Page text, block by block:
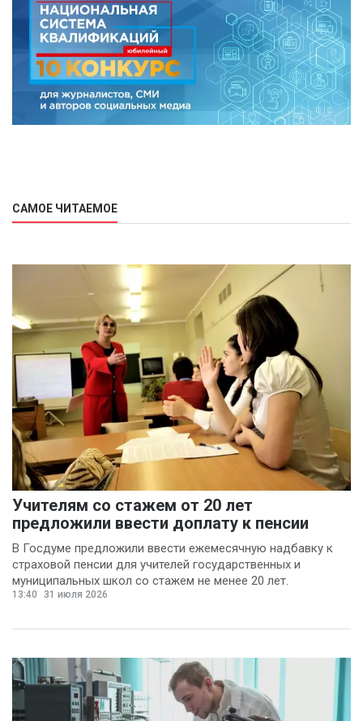
САМОЕ ЧИТАЕМОЕ
Учителям со стажем от 20 лет
предложили ввести доплату к пенсии
В Госдуме предложили ввести ежемесячную надбавку к
страховой пенсии для учителей государственных и
муниципальных школ со стажем не менее 20 лет.
13:40 31 июля 2026